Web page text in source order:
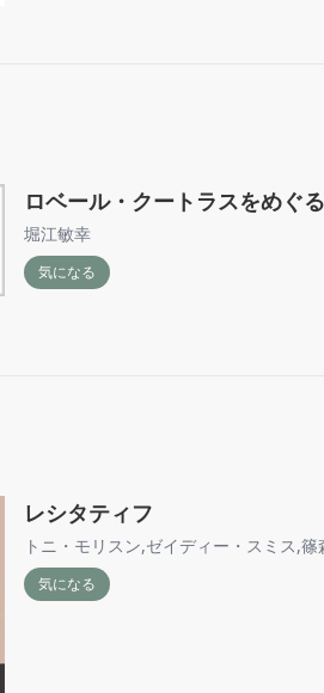
ロベール・クートラスをめぐ
堀江敏幸
気になる
レシタティフ
トニ・モリスン,ゼイディー・スミス,篠
気になる